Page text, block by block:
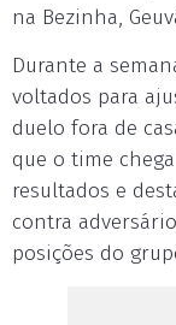
na Bezinha,
Durante a
voltados para
duelo fora de
que o time
resultados e
contra
posições do